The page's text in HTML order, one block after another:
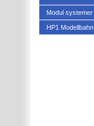
Modul systemer
HP1 Modellbahn